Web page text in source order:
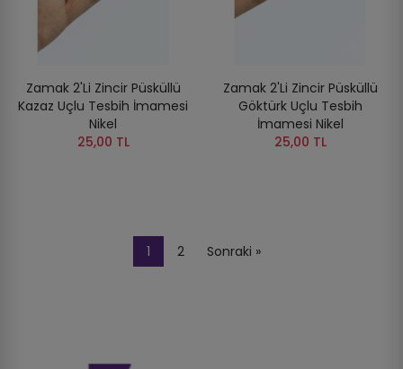
Zamak 2'li Zincir Püsküllü
Kazaz Uçlu Tesbih İmamesi
Nikel
25,00 TL
Zamak 2'li Zincir Püsküllü
Göktürk Uçlu Tesbih
İmamesi Nikel
25,00 TL
1 2 Sonraki »